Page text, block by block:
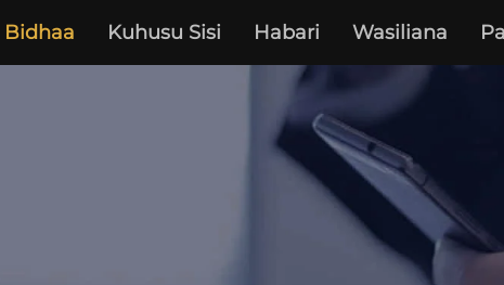
Bidhaa Kuhusu Sisi Habari Wasiliana